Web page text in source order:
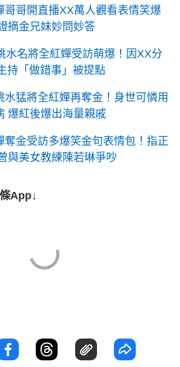
哥哥開直播XX萬人觀看表情笑爆
摘金兄妹妙問妙答
水名將全紅嬋受訪萌爆！因XX分
持「做錯事」被提點
水猛將全紅嬋再奪金！身世可憐用
爆紅後爆出海量親戚
奪金受訪多爆笑金句表情包！指正
與美女教練陳若琳爭吵
App↓